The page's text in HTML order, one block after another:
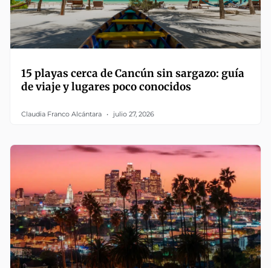
15 playas cerca de Cancún sin sargazo: guía
de viaje y lugares poco conocidos
Claudia Franco Alcántara julio 27, 2026